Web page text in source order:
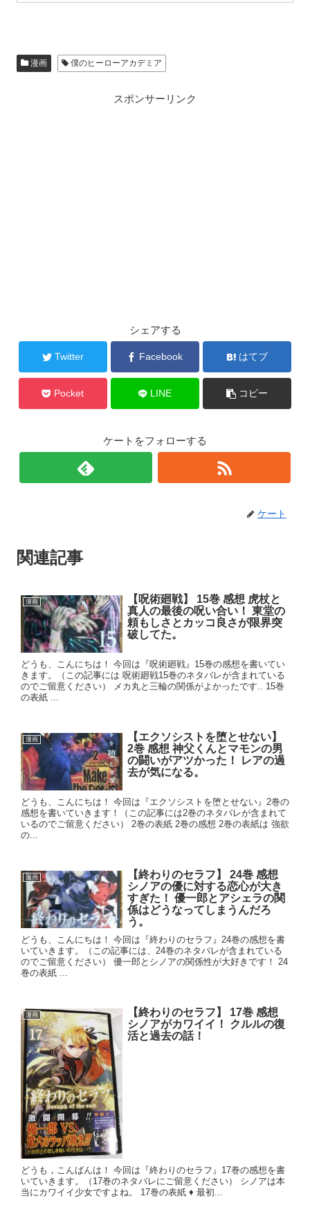
漫画 僕のヒーローアカデミア
スポンサーリンク
シェアする
Twitter Facebook はてブ
Pocket LINE コピー
ケートをフォローする
ケート
関連記事
漫画
【呪術廻戦】 15巻 感想 虎杖と
真人の最後の呪い合い！ 東堂の
頼もしさとカッコ良さが限界突
破してた。
どうも、こんにちは！ 今回は『呪術廻戦』15巻の感想を書いてい
きます。（この記事には 呪術廻戦15巻のネタバレが含まれている
のでご留意ください） メカ丸と三輪の関係がよかったです.. 15巻
の表紙 ...
漫画
【エクソシストを堕とせない】
2巻 感想 神父くんとマモンの男
の闘いがアツかった！ レアの過
去が気になる。
どうも、こんにちは！ 今回は『エクソシストを堕とせない』2巻の
感想を書いていきます！（この記事には2巻のネタバレが含まれて
いるのでご留意ください） 2巻の表紙 2巻の感想 2巻の表紙は 強欲
の...
漫画
【終わりのセラフ】 24巻 感想
シノアの優に対する恋心が大き
すぎた！ 優一郎とアシェラの関
係はどうなってしまうんだろ
う。
どうも、こんにちは！ 今回は『終わりのセラフ』24巻の感想を書
いていきます。（この記事には、24巻のネタバレが含まれている
のでご留意ください） 優一郎とシノアの関係性が大好きです！ 24
巻の表紙 ...
漫画
【終わりのセラフ】 17巻 感想
シノアがカワイイ！ クルルの復
活と過去の話！
どうも，こんばんは！ 今回は『終わりのセラフ』17巻の感想を書
いていきます。（17巻のネタバレにご留意ください） シノアは本
当にカワイイ少女ですよね。 17巻の表紙 ♦ 最初...